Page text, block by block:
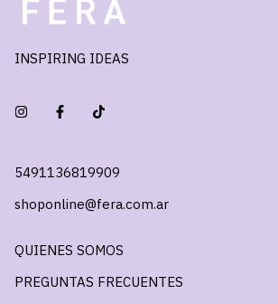
INSPIRING IDEAS
5491136819909
shoponline@fera.com.ar
QUIENES SOMOS
PREGUNTAS FRECUENTES